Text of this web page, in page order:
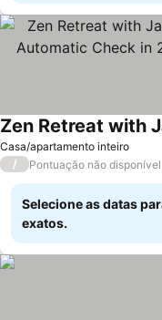
Casa/apartamento inteiro
/ Pontuação não disponível
Selecione as datas
exatos.